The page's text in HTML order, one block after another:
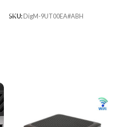
SKU: DigM-9UT00EA#ABH